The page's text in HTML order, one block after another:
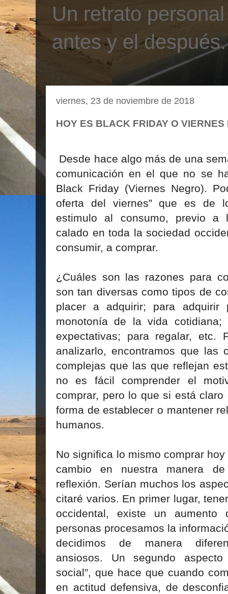
Un retrato
antes y el después.
viernes, 23 de noviembre de 2018
HOY ES BLACK FRIDAY O VIERNES
Desde hace algo más de una
comunicación en el que no se
Black Friday (Viernes Negro).
oferta del viernes” que es de
estimulo al consumo, previo a
calado en toda la sociedad
consumir, a comprar.
¿Cuáles son las razones para
son tan diversas como tipos de
placer a adquirir; para adquirir
monotonía de la vida cotidiana;
expectativas; para regalar, etc.
analizarlo, encontramos que las
complejas que las que reflejan
no es fácil comprender el
comprar, pero lo que si está
forma de establecer o mantener
humanos.
No significa lo mismo comprar
cambio en nuestra manera
reflexión. Serían muchos los
citaré varios. En primer lugar,
occidental, existe un
personas procesamos la
decidimos de manera
ansiosos. Un segundo
social”, que hace que cuando
en actitud defensiva, de